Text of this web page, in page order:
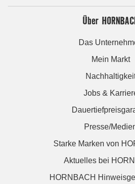
Über
Das
Mein Markt
Jobs &
Presse/
Starke Marken von
Aktuelles bei
HORNBACH